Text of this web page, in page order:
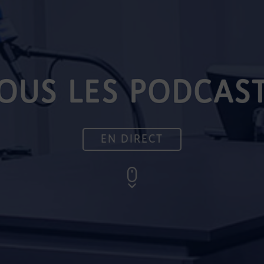
LES
EN DIRECT